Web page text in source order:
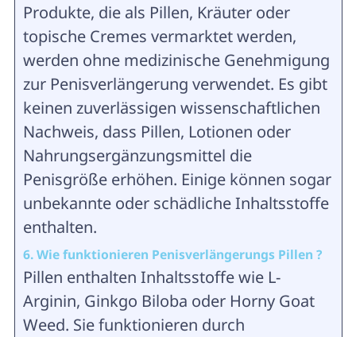
Produkte, die als Pillen, Kräuter oder
topische Cremes vermarktet werden,
werden ohne medizinische Genehmigung
zur Penisverlängerung verwendet. Es gibt
keinen zuverlässigen wissenschaftlichen
Nachweis, dass Pillen, Lotionen oder
Nahrungsergänzungsmittel die
Penisgröße erhöhen. Einige können sogar
unbekannte oder schädliche Inhaltsstoffe
enthalten.
6. Wie funktionieren Penisverlängerungs Pillen ?
Pillen enthalten Inhaltsstoffe wie L-
Arginin, Ginkgo Biloba oder Horny Goat
Weed. Sie funktionieren durch